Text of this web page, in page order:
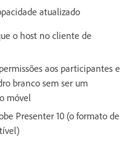
atualizado
o host no cliente de
aos participantes e
branco sem ser um
móvel
Presenter 10 (o formato de